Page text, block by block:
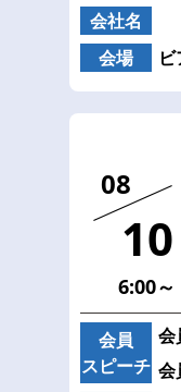
会社名
会場
08
10
6:00～
会員
スピーチ